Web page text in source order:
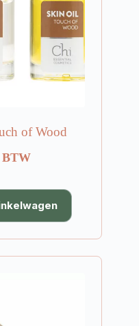
of Wood